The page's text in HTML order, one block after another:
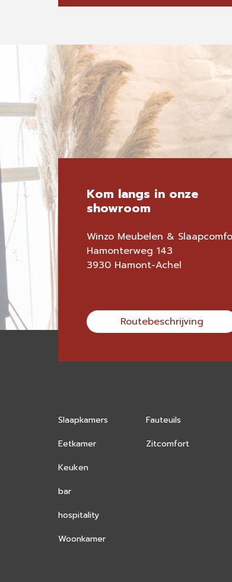
Kom langs in onze
showroom
Winzo Meubelen &
Hamonterweg 143
3930 Hamont-Achel
Routebeschrijving
Slaapkamers
Eetkamer
Keuken
bar
hospitality
Woonkamer
Fauteuils
Zitcomfort